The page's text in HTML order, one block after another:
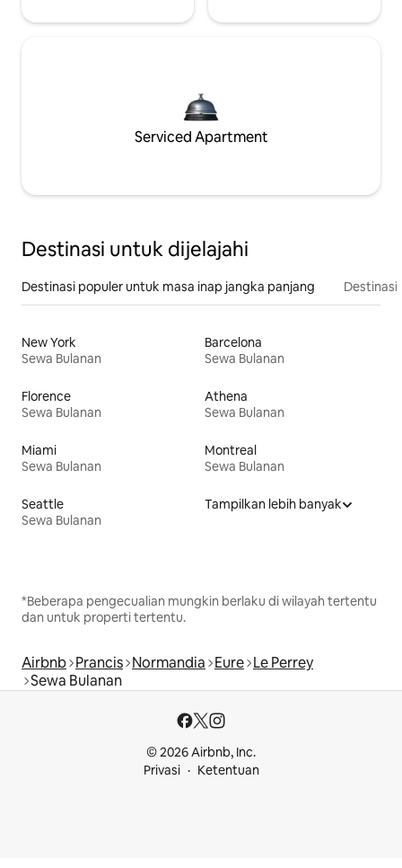
Serviced Apartment
Destinasi untuk dijelajahi
Destinasi populer untuk masa inap jangka panjang Destinasi
New York
Sewa Bulanan
Barcelona
Sewa Bulanan
Florence
Sewa Bulanan
Athena
Sewa Bulanan
Miami
Sewa Bulanan
Montreal
Sewa Bulanan
Seattle
Sewa Bulanan
Tampilkan lebih banyak
*Beberapa pengecualian mungkin berlaku di wilayah tertentu
dan untuk properti tertentu.
Airbnb Prancis Normandia Eure Le Perrey
Sewa Bulanan
© 2026 Airbnb, Inc.
Privasi
Ketentuan